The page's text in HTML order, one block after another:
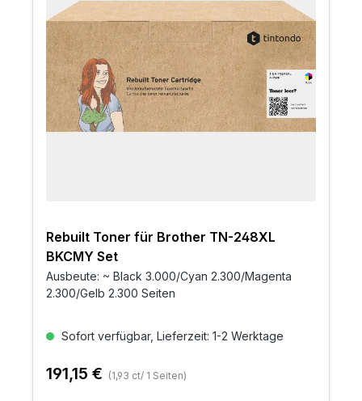
Rebuilt Toner für Brother TN-248XL
BKCMY Set
Ausbeute: ~ Black 3.000/Cyan 2.300/Magenta
2.300/Gelb 2.300 Seiten
Sofort verfügbar, Lieferzeit: 1-2 Werktage
191,15 € (1,93 ct/ 1 Seiten)